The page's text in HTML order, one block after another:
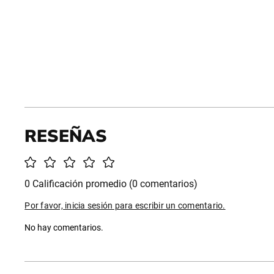
0 Calificación promedio (0 comentarios)
Por favor, inicia sesión para escribir un comentario.
No hay comentarios.